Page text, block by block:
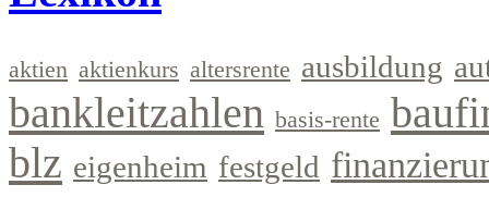
aktien aktienkurs altersrente ausbildung
bankleitzahlen basis-rente
blz eigenheim festgeld